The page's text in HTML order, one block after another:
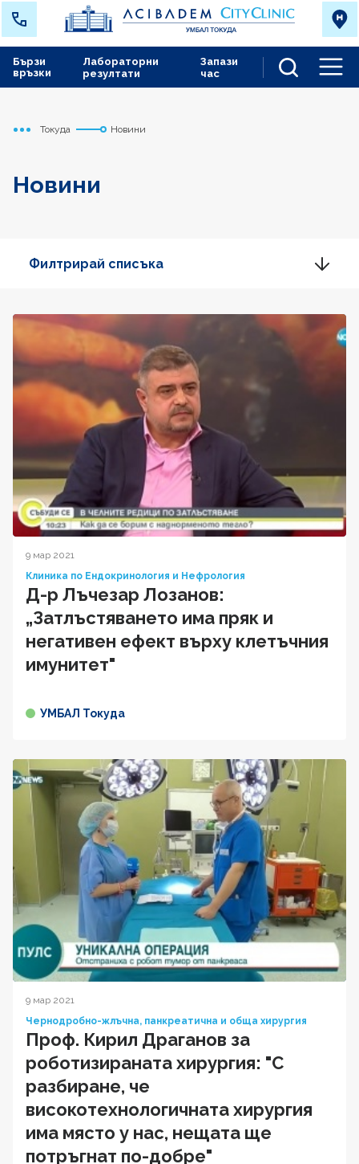
Лабораторни
резултати
Запази
час
Бързи
връзки
Начало
Токуда Новини
Новини
Филтрирай списъка
9 мар 2021
Клиника по Ендокринология и Нефрология
Д-р Лъчезар Лозанов:
„Затлъстяването има пряк и
негативен ефект върху клетъчния
имунитет"
УМБАЛ Токуда
9 мар 2021
Чернодробно-жлъчна, панкреатична и обща хирургия
Проф. Кирил Драганов за
роботизираната хирургия: "С
разбиране, че
високотехнологичната хирургия
има място у нас, нещата ще
потръгнат по-добре"